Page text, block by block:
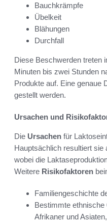
Bauchkrämpfe
Übelkeit
Blähungen
Durchfall
Diese Beschwerden treten
Minuten bis zwei Stunden
Produkte auf. Eine genaue
gestellt werden.
Ursachen und
Die Ursachen für
Hauptsächlich resultiert sie
wobei die
Weitere Risikofaktoren
Familiengeschichte
Bestimmte
Afrikaner und